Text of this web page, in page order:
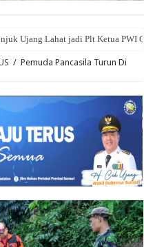
Ujang Lahat jadi Plt Ketua PWI
/ Pemuda Pancasila Turun Di